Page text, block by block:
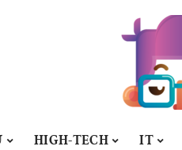
HIGH-TECH IT